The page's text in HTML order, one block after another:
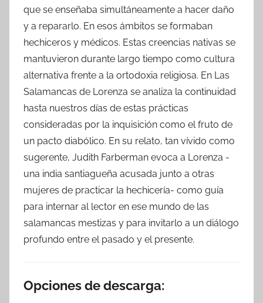
que se enseñaba simultáneamente a hacer daño
y a repararlo. En esos ámbitos se formaban
hechiceros y médicos. Estas creencias nativas se
mantuvieron durante largo tiempo como cultura
alternativa frente a la ortodoxia religiosa. En Las
Salamancas de Lorenza se analiza la continuidad
hasta nuestros días de estas prácticas
consideradas por la inquisición como el fruto de
un pacto diabólico. En su relato, tan vívido como
sugerente, Judith Farberman evoca a Lorenza -
una india santiagueña acusada junto a otras
mujeres de practicar la hechicería- como guía
para internar al lector en ese mundo de las
salamancas mestizas y para invitarlo a un diálogo
profundo entre el pasado y el presente.
Opciones de descarga: